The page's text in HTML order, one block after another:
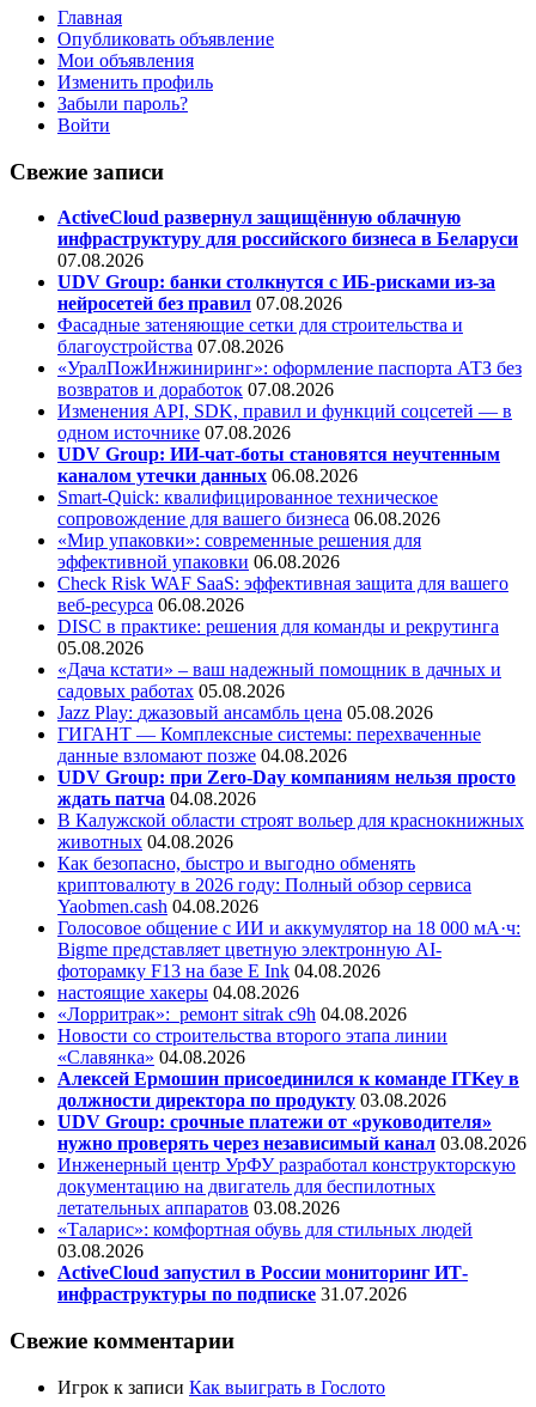
Главная
Опубликовать объявление
Мои объявления
Изменить профиль
Забыли пароль?
Войти
Свежие записи
ActiveCloud развернул защищённую облачную
инфраструктуру для российского бизнеса в Беларуси
07.08.2026
UDV Group: банки столкнутся с ИБ-рисками из-за
нейросетей без правил 07.08.2026
Фасадные затеняющие сетки для строительства и
благоустройства 07.08.2026
«УралПожИнжиниринг»: оформление паспорта АТЗ без
возвратов и доработок 07.08.2026
Изменения API, SDK, правил и функций соцсетей — в
одном источнике 07.08.2026
UDV Group: ИИ-чат-боты становятся неучтенным
каналом утечки данных 06.08.2026
Smart-Quick: квалифицированное техническое
сопровождение для вашего бизнеса 06.08.2026
«Мир упаковки»: современные решения для
эффективной упаковки 06.08.2026
Check Risk WAF SaaS: эффективная защита для вашего
веб-ресурса 06.08.2026
DISC в практике: решения для команды и рекрутинга
05.08.2026
«Дача кстати» – ваш надежный помощник в дачных и
садовых работах 05.08.2026
Jazz Play: джазовый ансамбль цена 05.08.2026
ГИГАНТ — Комплексные системы: перехваченные
данные взломают позже 04.08.2026
UDV Group: при Zero-Day компаниям нельзя просто
ждать патча 04.08.2026
В Калужской области строят вольер для краснокнижных
животных 04.08.2026
Как безопасно, быстро и выгодно обменять
криптовалюту в 2026 году: Полный обзор сервиса
Yaobmen.cash 04.08.2026
Голосовое общение с ИИ и аккумулятор на 18 000 мА·ч:
Bigme представляет цветную электронную AI-
фоторамку F13 на базе E Ink 04.08.2026
настоящие хакеры 04.08.2026
«Лорритрак»: ремонт sitrak c9h 04.08.2026
Новости со строительства второго этапа линии
«Славянка» 04.08.2026
Алексей Ермошин присоединился к команде ITKey в
должности директора по продукту 03.08.2026
UDV Group: срочные платежи от «руководителя»
нужно проверять через независимый канал 03.08.2026
Инженерный центр УрФУ разработал конструкторскую
документацию на двигатель для беспилотных
летательных аппаратов 03.08.2026
«Таларис»: комфортная обувь для стильных людей
03.08.2026
ActiveCloud запустил в России мониторинг ИТ-
инфраструктуры по подписке 31.07.2026
Свежие комментарии
Игрок к записи Как выиграть в Гослото